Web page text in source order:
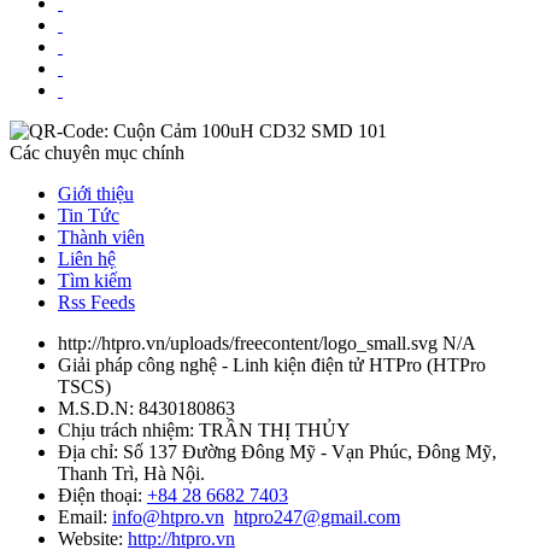
Các chuyên mục chính
Giới thiệu
Tin Tức
Thành viên
Liên hệ
Tìm kiếm
Rss Feeds
http://htpro.vn/uploads/freecontent/logo_small.svg N/A
Giải pháp công nghệ - Linh kiện điện tử HTPro (HTPro
TSCS)
M.S.D.N: 8430180863
Chịu trách nhiệm: TRẦN THỊ THỦY
Địa chỉ: Số 137 Đường Đông Mỹ - Vạn Phúc, Đông Mỹ,
Thanh Trì, Hà Nội.
Điện thoại: +84 28 6682 7403
Email: info@htpro.vn htpro247@gmail.com
Website: http://htpro.vn